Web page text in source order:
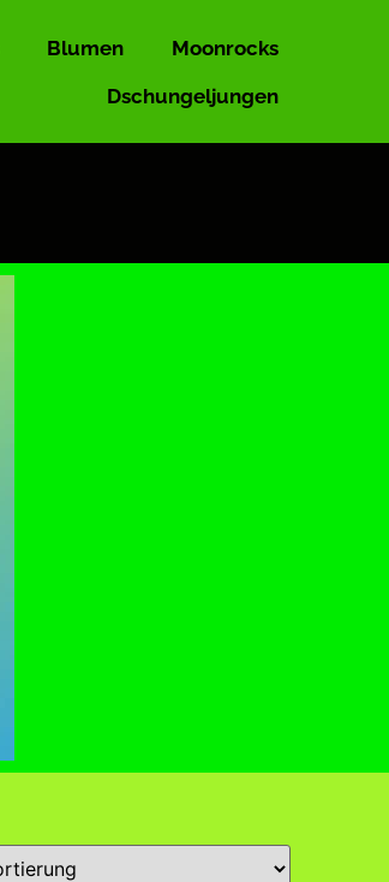
Blumen
Moonrocks
Dschungeljungen